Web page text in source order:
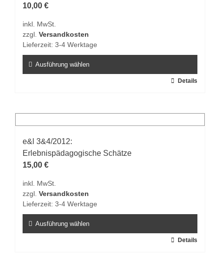
Optionen
auf
der
gewählt
werden
10,00 €
inkl. MwSt.
zzgl. Versandkosten
Lieferzeit: 3-4 Werktage
Ausführung wählen
Varianten
auf.
Die
Optionen
auf
der
gewählt
werden
Details
e&l 3&4/2012:
Erlebnispädagogische Schätze
15,00 €
inkl. MwSt.
zzgl. Versandkosten
Lieferzeit: 3-4 Werktage
Ausführung wählen
Details